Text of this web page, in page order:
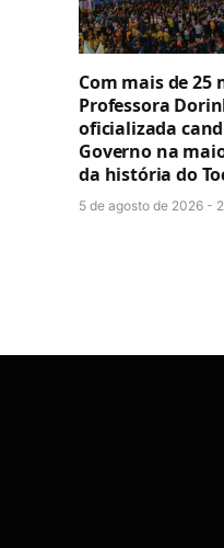
Com mais de 25
Professora
oficializada
Governo na
da história do
5 de agosto de 2026 -